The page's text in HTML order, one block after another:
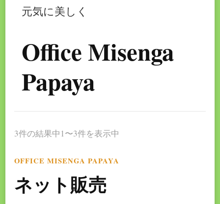
元気に美しく
Office Misenga
Papaya
3件の結果中1〜3件を表示中
OFFICE MISENGA PAPAYA
ネット販売